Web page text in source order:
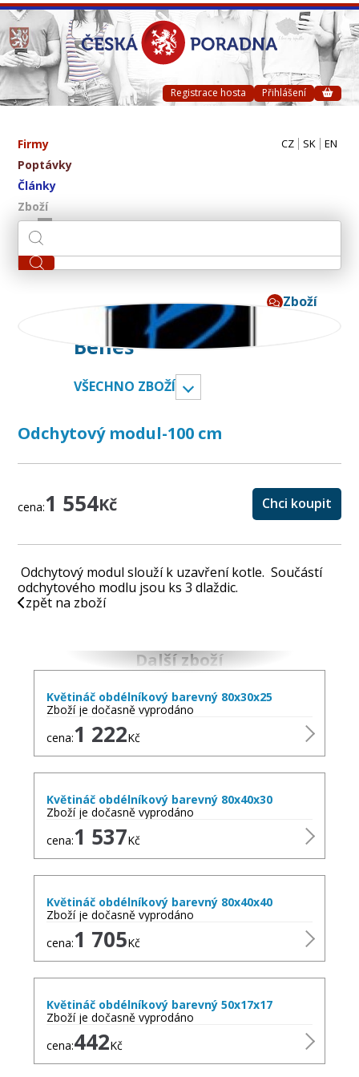
Registrace hosta Přihlášení
Firmy
Poptávky
Články
Zboží
CZ SK EN
Zboží
B.NETON - Miroslav
Beneš
VŠECHNO ZBOŽÍ
Odchytový modul-100 cm
cena:1 554Kč Chci koupit
Odchytový modul slouží k uzavření kotle. Součástí
odchytového modlu jsou ks 3 dlaždic.
zpět na zboží
Další zboží
Květináč obdélníkový barevný 80x30x25
Zboží je dočasně vyprodáno
cena:1 222Kč
Květináč obdélníkový barevný 80x40x30
Zboží je dočasně vyprodáno
cena:1 537Kč
Květináč obdélníkový barevný 80x40x40
Zboží je dočasně vyprodáno
cena:1 705Kč
Květináč obdélníkový barevný 50x17x17
Zboží je dočasně vyprodáno
cena:442Kč